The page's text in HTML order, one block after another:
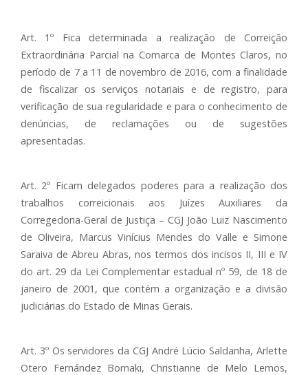
Art. 1º Fica determinada a realização de Correição
Extraordinária Parcial na Comarca de Montes Claros, no
período de 7 a 11 de novembro de 2016, com a finalidade
de fiscalizar os serviços notariais e de registro, para
verificação de sua regularidade e para o conhecimento de
denúncias, de reclamações ou de sugestões
apresentadas.
Art. 2º Ficam delegados poderes para a realização dos
trabalhos correicionais aos Juízes Auxiliares da
Corregedoria-Geral de Justiça – CGJ João Luiz Nascimento
de Oliveira, Marcus Vinícius Mendes do Valle e Simone
Saraiva de Abreu Abras, nos termos dos incisos II, III e IV
do art. 29 da Lei Complementar estadual nº 59, de 18 de
janeiro de 2001, que contém a organização e a divisão
judiciárias do Estado de Minas Gerais.
Art. 3º Os servidores da CGJ André Lúcio Saldanha, Arlette
Otero Fernández Bornaki, Christianne de Melo Lemos,